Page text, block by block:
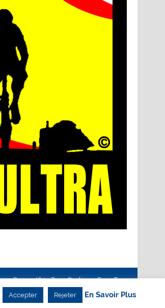
Creanet64- Pour Cyclisme Pour Tous
Accepter Rejeter En Savoir Plus